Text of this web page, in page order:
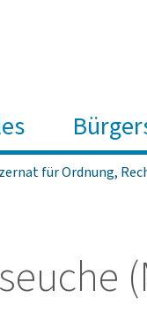
für Ordnung,